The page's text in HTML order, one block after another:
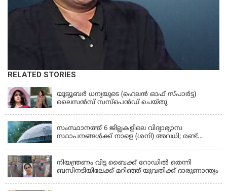
RELATED STORIES
KERALA
യൂട്യൂബർ ധന്യയുടെ (ഹെലൻ ഓഫ് സ്പാർട്ട)
ലൈസൻസ് സസ്‌പെൻഡ് ചെയ്തു
സംസ്ഥാനത്ത് 6 ജില്ലകളിലെ വിദ്യാഭ്യാസ
സ്ഥാപനങ്ങൾക്ക് നാളെ (ശനി) അവധി; രണ്ട്
നിയന്ത്രണം വിട്ട ബൈക്ക് റോഡിൽ തെന്നി
ബസിനടിയിലേക്ക് മറിഞ്ഞ് യുവതിക്ക് ദാരുണാന്ത്യം